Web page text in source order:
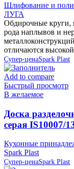
Шлифование и
ЛУГА
Обдирочные круги,
рода наплывов и
отличаются высокой
Супер-ценаSpark Plast
Add to compare
Быстрый просмотр
В желаемое
Доска
серая IS10007/
Кухонные
Spark Plast
Супер-ценаSpark Plast